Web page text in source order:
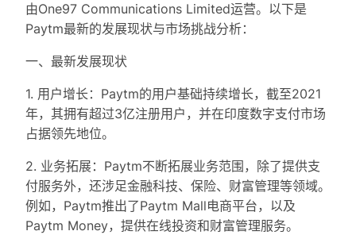
由One97 Communications Limited运营。以下是
Paytm最新的发展现状与市场挑战分析：
一、最新发展现状
1. 用户增长：Paytm的用户基础持续增长，截至2021
年，其拥有超过3亿注册用户，并在印度数字支付市场
占据领先地位。
2. 业务拓展：Paytm不断拓展业务范围，除了提供支
付服务外，还涉足金融科技、保险、财富管理等领域。
例如，Paytm推出了Paytm Mall电商平台，以及
Paytm Money，提供在线投资和财富管理服务。